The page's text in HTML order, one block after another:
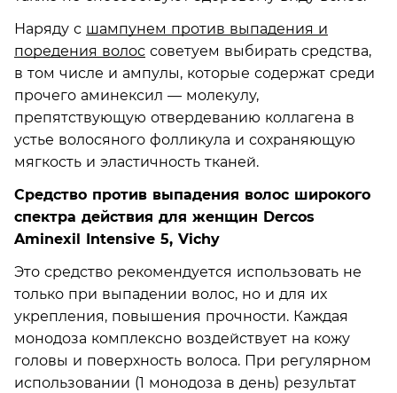
Наряду с шампунем против выпадения и
поредения волос советуем выбирать средства,
в том числе и ампулы, которые содержат среди
прочего аминексил — молекулу,
препятствующую отвердеванию коллагена в
устье волосяного фолликула и сохраняющую
мягкость и эластичность тканей.
Средство против выпадения волос широкого
спектра действия для женщин Dercos
Aminexil Intensive 5, Vichy
Это средство рекомендуется использовать не
только при выпадении волос, но и для их
укрепления, повышения прочности. Каждая
монодоза комплексно воздействует на кожу
головы и поверхность волоса. При регулярном
использовании (1 монодоза в день) результат